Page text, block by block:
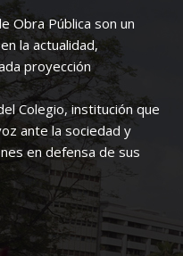
Obra Pública son un
la actualidad,
proyección
Colegio, institución que
ante la sociedad y
en defensa de sus